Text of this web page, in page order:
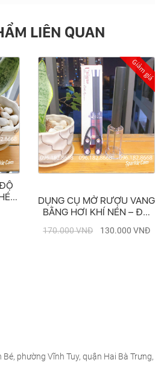
LIÊN QUAN
Giảm giá
DỤNG CỤ MỞ RƯỢU VANG
BẰNG HƠI KHÍ NÉN – ĐỒ
CẤP
170.000VNĐ 130.000 VNĐ
phường Vĩnh Tuy, quận Hai Bà Trưng,